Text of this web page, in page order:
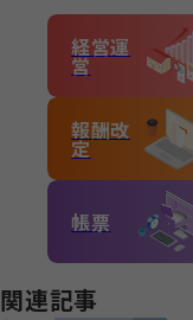
経営運
営
報酬改
定
帳票
関連記事